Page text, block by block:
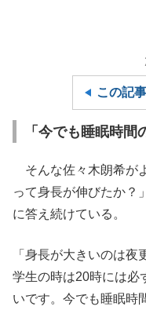
この記
「今でも睡眠時間
そんな佐々木朗希が
って身長が伸びたか？
に答え続けている。
「身長が大きいのは
学生の時は20時には必
いです。今でも睡眠時